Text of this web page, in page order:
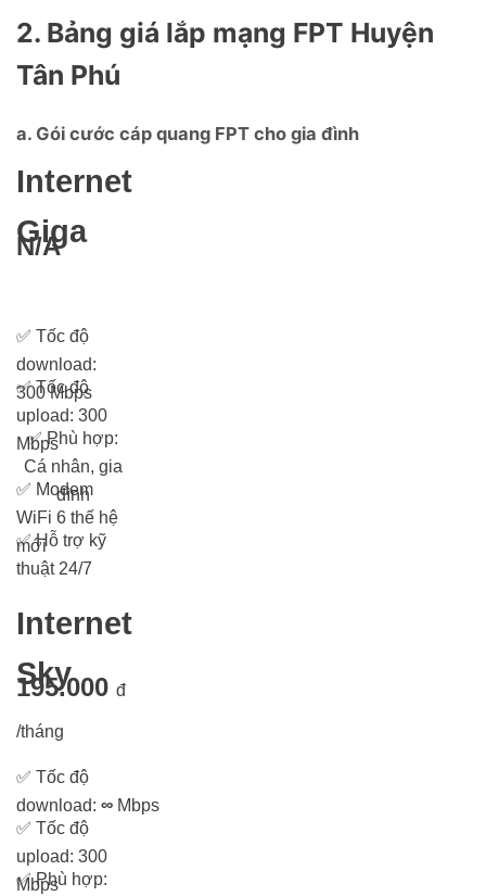
2. Bảng giá lắp mạng FPT Huyện
Tân Phú
a. Gói cước cáp quang FPT cho gia đình
Internet
Giga
N/A
✅ Tốc độ
download:
300 Mbps
✅Tốc độ
upload: 300
Mbps
✅Phù hợp:
Cá nhân, gia
đình
✅ Modem
WiFi 6 thế hệ
mới
✅Hỗ trợ kỹ
thuật 24/7
Internet
Sky
195.000 đ
/tháng
✅ Tốc độ
download: ∞ Mbps
✅ Tốc độ
upload: 300
Mbps
✅Phù hợp: